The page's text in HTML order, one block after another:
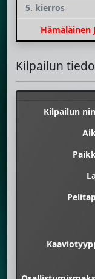
5. kierros
Hämäläinen
Kilpailun
Kilpailun